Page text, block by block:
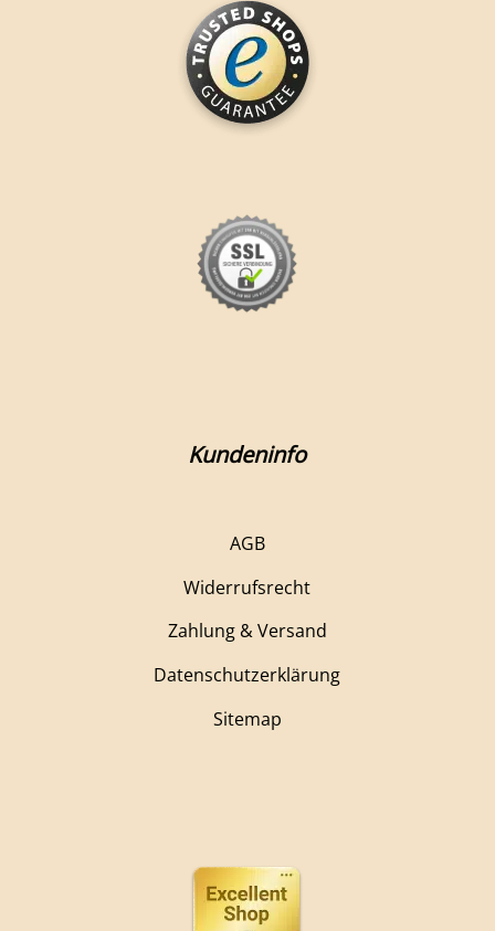
Kundeninfo
AGB
Widerrufsrecht
Zahlung & Versand
Datenschutzerklärung
Sitemap